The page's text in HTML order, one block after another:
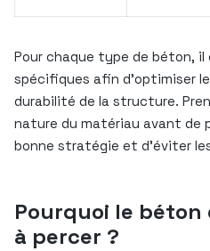
Pour chaque type de béton,
spécifiques afin d’optimiser
durabilité de la structure.
nature du matériau avant de
bonne stratégie et d’éviter
Pourquoi le
à percer ?